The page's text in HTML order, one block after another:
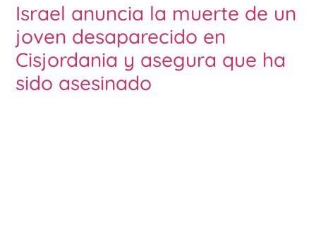
Israel anuncia la muerte de un
joven desaparecido en
Cisjordania y asegura que ha
sido asesinado